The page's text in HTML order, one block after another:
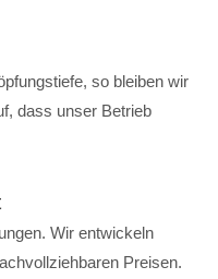
so bleiben wir
dass unser Betrieb
Wir entwickeln
Preisen.